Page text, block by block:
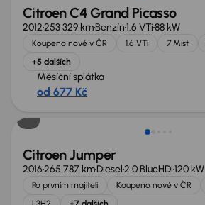
Citroen C4 Grand Picasso
2012253 329 kmBenzín1.6 VTi88 kW
Koupeno nové v ČR 1.6 VTi 7 Míst
+5 dalších
Měsíční splátka
od 677 Kč
Zlevněno o 10 000 Kč
Citroen Jumper
2016265 787 kmDiesel2.0 BlueHDi120 kW
Po prvním majiteli Koupeno nové v ČR